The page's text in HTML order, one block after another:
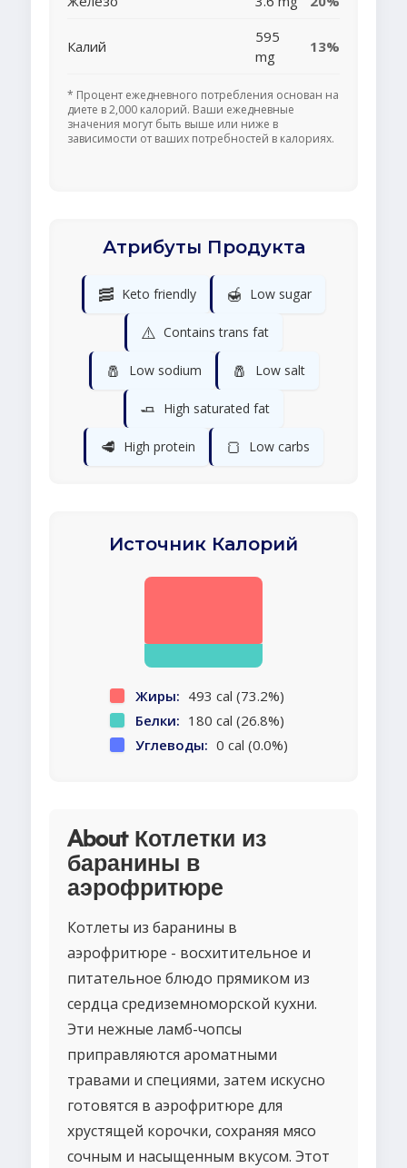
Калий
595
mg
13%
* Процент ежедневного потребления основан на
диете в 2,000 калорий. Ваши ежедневные
значения могут быть выше или ниже в
зависимости от ваших потребностей в калориях.
Атрибуты Продукта
🥓 Keto friendly 🍯 Low sugar
⚠️ Contains trans fat
🧂 Low sodium 🧂 Low salt
🧈 High saturated fat
🥩 High protein 🍞 Low carbs
Источник Калорий
Жиры: 493 cal (73.2%)
Белки: 180 cal (26.8%)
Углеводы: 0 cal (0.0%)
About Котлетки из
баранины в
аэрофритюре
Котлеты из баранины в
аэрофритюре - восхитительное и
питательное блюдо прямиком из
сердца средиземноморской кухни.
Эти нежные ламб-чопсы
приправляются ароматными
травами и специями, затем искусно
готовятся в аэрофритюре для
хрустящей корочки, сохраняя мясо
сочным и насыщенным вкусом. Этот